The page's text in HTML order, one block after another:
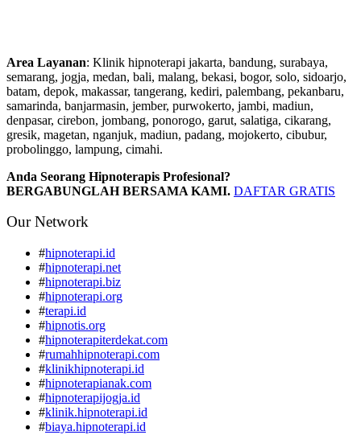
Area Layanan: Klinik hipnoterapi jakarta, bandung, surabaya,
semarang, jogja, medan, bali, malang, bekasi, bogor, solo, sidoarjo,
batam, depok, makassar, tangerang, kediri, palembang, pekanbaru,
samarinda, banjarmasin, jember, purwokerto, jambi, madiun,
denpasar, cirebon, jombang, ponorogo, garut, salatiga, cikarang,
gresik, magetan, nganjuk, madiun, padang, mojokerto, cibubur,
probolinggo, lampung, cimahi.
Anda Seorang Hipnoterapis Profesional?
BERGABUNGLAH BERSAMA KAMI. DAFTAR GRATIS
Our Network
#hipnoterapi.id
#hipnoterapi.net
#hipnoterapi.biz
#hipnoterapi.org
#terapi.id
#hipnotis.org
#hipnoterapiterdekat.com
#rumahhipnoterapi.com
#klinikhipnoterapi.id
#hipnoterapianak.com
#hipnoterapijogja.id
#klinik.hipnoterapi.id
#biaya.hipnoterapi.id